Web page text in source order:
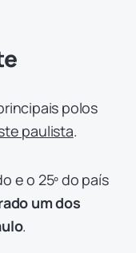
polos
paulista.
e o 25º do país
um dos
.